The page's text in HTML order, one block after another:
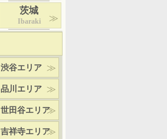
茨城
Ibaraki
渋谷エリア
品川エリア
世田谷エリア
吉祥寺エリア